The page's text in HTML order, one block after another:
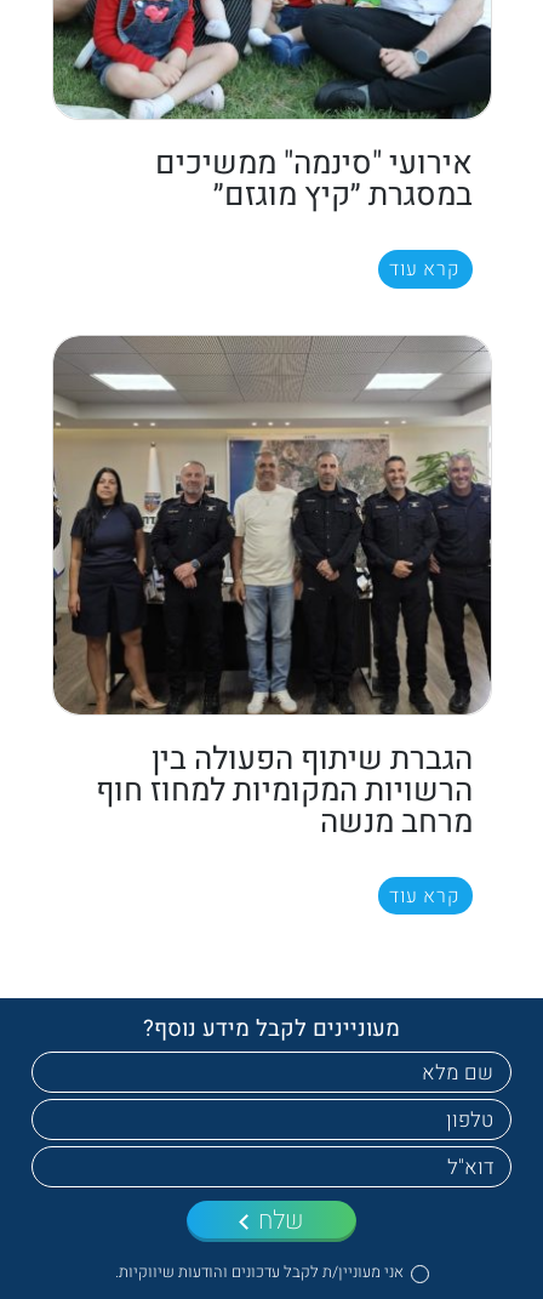
אירועי "סינמה" ממשיכים
במסגרת ״קיץ מוגזם״
קרא עוד
הגברת שיתוף הפעולה בין
הרשויות המקומיות למחוז חוף
מרחב מנשה
קרא עוד
מעוניינים לקבל מידע נוסף?
אני מעוניין/ת לקבל עדכונים והודעות שיווקיות.
שלח